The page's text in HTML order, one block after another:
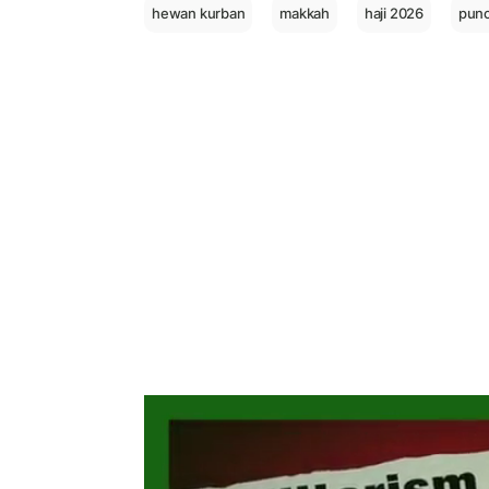
hewan kurban makkah haji 2026